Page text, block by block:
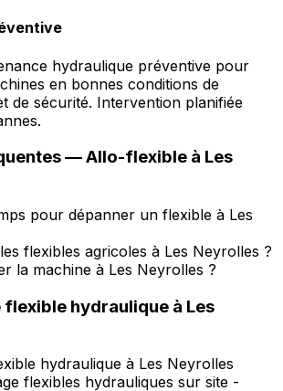
hydraulique préventive pour
en bonnes conditions de
de sécurité. Intervention planifiée
—Allo-flexible à Les
pour dépanner un flexible à Les
flexibles agricoles à Les Neyrolles ?
la machine à Les Neyrolles ?
flexible hydraulique à Les
hydraulique à Les Neyrolles
flexibles hydrauliques sur site -